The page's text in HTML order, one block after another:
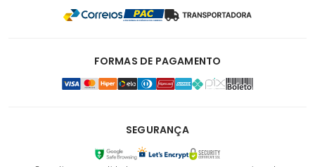
FORMAS DE PAGAMENTO
SEGURANÇA